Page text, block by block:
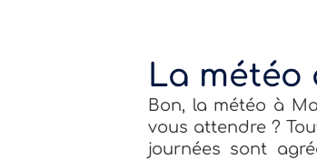
La
Bon, la météo à
vous attendre ?
journées sont